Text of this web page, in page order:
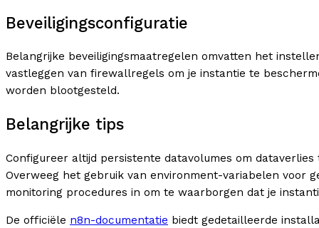
Beveiligingsconfiguratie
Belangrijke beveiligingsmaatregelen omvatten het
vastleggen van firewallregels om je instantie te
worden blootgesteld.
Belangrijke tips
Configureer altijd persistente datavolumes om
Overweeg het gebruik van environment-variabelen voor
monitoring procedures in om te waarborgen dat je
De officiële n8n-documentatie biedt gedetailleerde